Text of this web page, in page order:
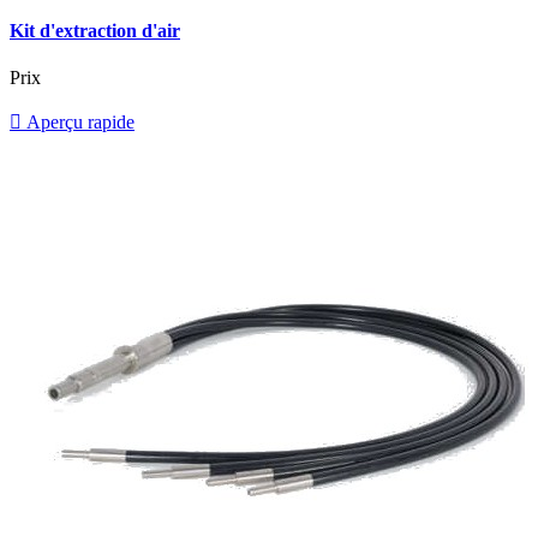
Kit d'extraction d'air
Prix
 Aperçu rapide